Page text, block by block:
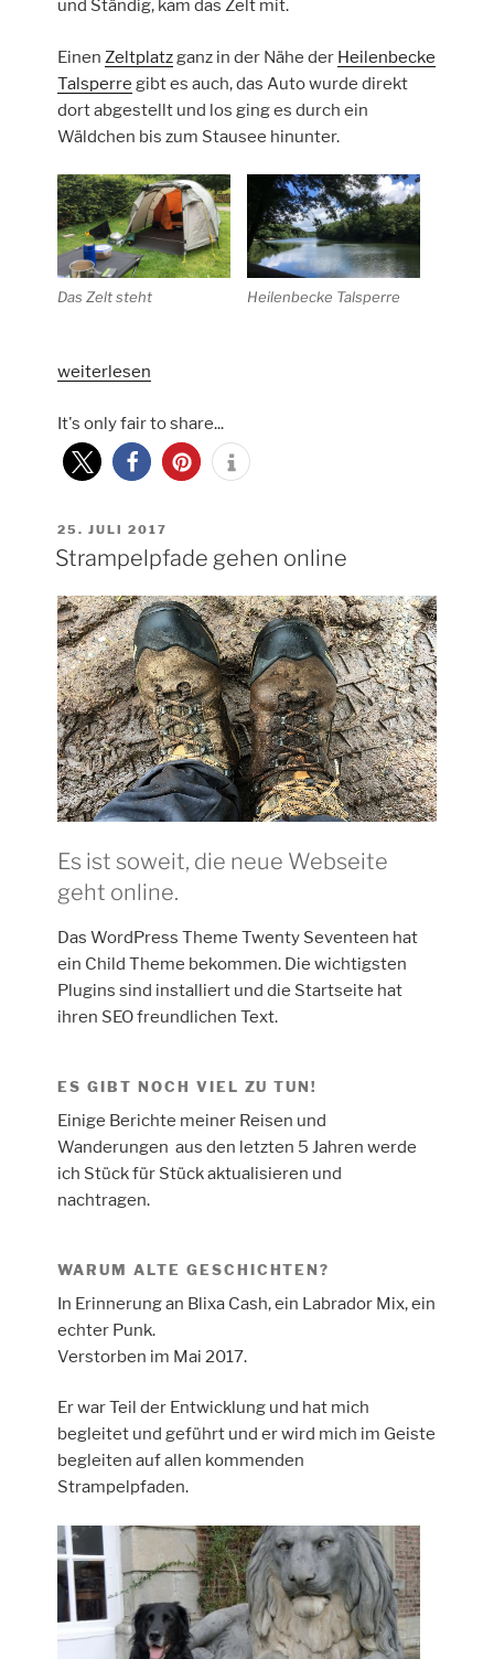
und Ständig, kam das Zelt mit.
Einen Zeltplatz ganz in der Nähe der Heilenbecke
Talsperre gibt es auch, das Auto wurde direkt
dort abgestellt und los ging es durch ein
Wäldchen bis zum Stausee hinunter.
Das Zelt steht Heilenbecke Talsperre
„Rund
die
Heilenbecke
Talsperre“
weiterlesen
It's only fair to share...
VERÖFFENTLICHT
AM
25. JULI 2017
Strampelpfade gehen online
Es ist soweit, die neue Webseite
geht online.
Das WordPress Theme Twenty Seventeen hat
ein Child Theme bekommen. Die wichtigsten
Plugins sind installiert und die Startseite hat
ihren SEO freundlichen Text.
ES GIBT NOCH VIEL ZU TUN!
Einige Berichte meiner Reisen und
Wanderungen aus den letzten 5 Jahren werde
ich Stück für Stück aktualisieren und
nachtragen.
WARUM ALTE GESCHICHTEN?
In Erinnerung an Blixa Cash, ein Labrador Mix, ein
echter Punk.
Verstorben im Mai 2017.
Er war Teil der Entwicklung und hat mich
begleitet und geführt und er wird mich im Geiste
begleiten auf allen kommenden
Strampelpfaden.